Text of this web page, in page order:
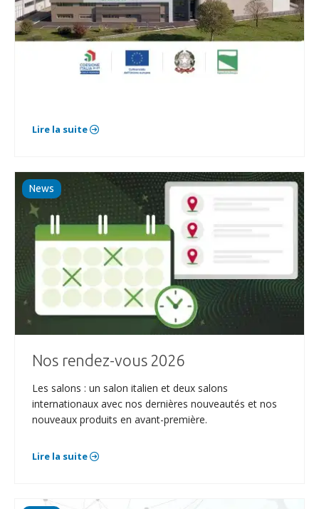
Lire la suite
News
Nos rendez-vous 2026
Les salons : un salon italien et deux salons
internationaux avec nos dernières nouveautés et nos
nouveaux produits en avant-première.
Lire la suite